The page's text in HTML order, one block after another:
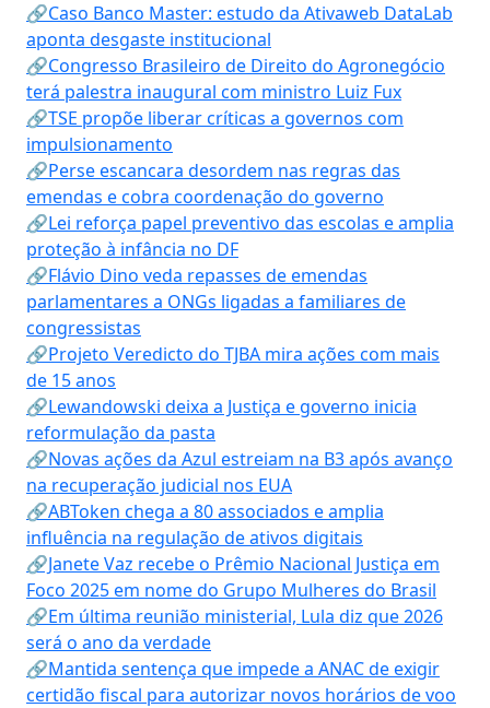
🔗Caso Banco Master: estudo da Ativaweb DataLab
aponta desgaste institucional
🔗Congresso Brasileiro de Direito do Agronegócio
terá palestra inaugural com ministro Luiz Fux
🔗TSE propõe liberar críticas a governos com
impulsionamento
🔗Perse escancara desordem nas regras das
emendas e cobra coordenação do governo
🔗Lei reforça papel preventivo das escolas e amplia
proteção à infância no DF
🔗Flávio Dino veda repasses de emendas
parlamentares a ONGs ligadas a familiares de
congressistas
🔗Projeto Veredicto do TJBA mira ações com mais
de 15 anos
🔗Lewandowski deixa a Justiça e governo inicia
reformulação da pasta
🔗Novas ações da Azul estreiam na B3 após avanço
na recuperação judicial nos EUA
🔗ABToken chega a 80 associados e amplia
influência na regulação de ativos digitais
🔗Janete Vaz recebe o Prêmio Nacional Justiça em
Foco 2025 em nome do Grupo Mulheres do Brasil
🔗Em última reunião ministerial, Lula diz que 2026
será o ano da verdade
🔗Mantida sentença que impede a ANAC de exigir
certidão fiscal para autorizar novos horários de voo